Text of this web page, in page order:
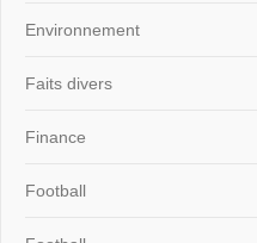
Environnement
Faits divers
Finance
Football